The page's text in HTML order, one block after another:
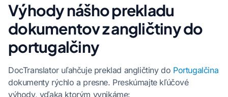
Výhody nášho prekladu
dokumentov z angličtiny do
portugalčiny
DocTranslator uľahčuje preklad angličtiny do Portugalčina
dokumenty rýchlo a presne. Preskúmajte kľúčové
výhody, vďaka ktorým vynikáme: